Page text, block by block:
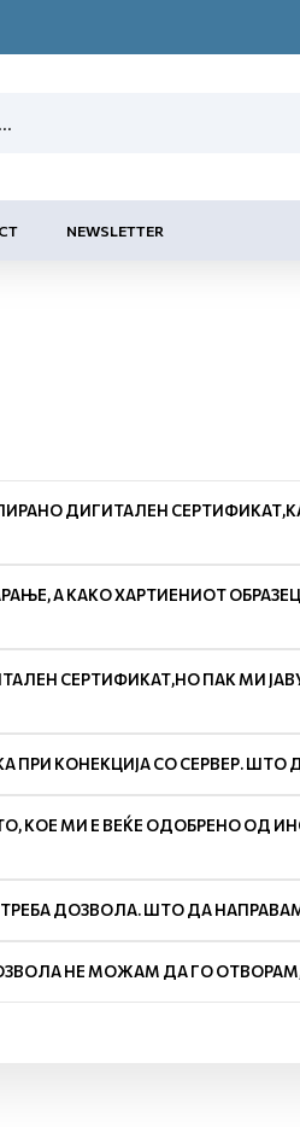
NEWSLETTER
ДИГИТАЛЕН
А КАКО ХАРТИЕНИОТ
СЕРТИФИКАТ,НО ПАК МИ
КОНЕКЦИЈА СО СЕРВЕР. ШТО
КОЕ МИ Е ВЕЌЕ ОДОБРЕНО ОД
ТРЕБА ДОЗВОЛА. ШТО ДА
НЕ МОЖАМ ДА ГО